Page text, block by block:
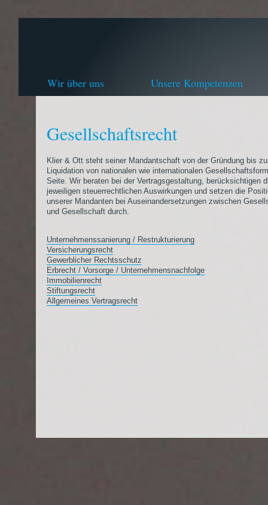
Wir über uns Unsere Kompetenzen
Gesellschaftsrecht
Klier & Ott steht seiner Mandantschaft von der Gründung bis
Liquidation von nationalen wie internationalen
Seite. Wir beraten bei der Vertragsgestaltung, berücksichtigen
jeweiligen steuerrechtlichen Auswirkungen und setzen die
unserer Mandanten bei Auseinandersetzungen zwischen
und Gesellschaft durch.
Unternehmenssanierung / Restrukturierung
Versicherungsrecht
Gewerblicher Rechtsschutz
Erbrecht / Vorsorge / Unternehmensnachfolge
Immobilienrecht
Stiftungsrecht
Allgemeines Vertragsrecht